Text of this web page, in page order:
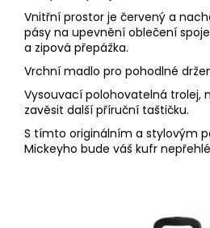
Vnitřní prostor je červený a
pásy na upevnění oblečení
a zipová přepážka.
Vrchní madlo pro pohodlné
Vysouvací polohovatelná trolej,
zavěsit další příruční taštičku.
S tímto originálním a stylovým
Mickeyho bude váš kufr